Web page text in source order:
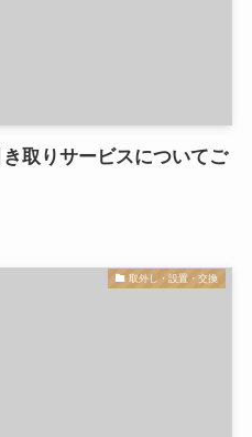
取りサービスについてご
取外し・設置・交換